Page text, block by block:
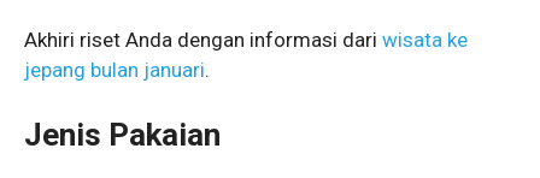
Akhiri riset Anda dengan informasi dari wisata ke
jepang bulan januari.
Jenis Pakaian